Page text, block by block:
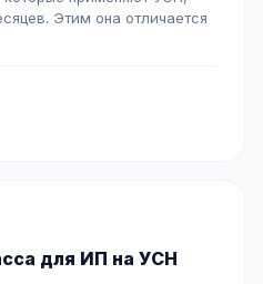
Этим она отличается
для ИП на УСН